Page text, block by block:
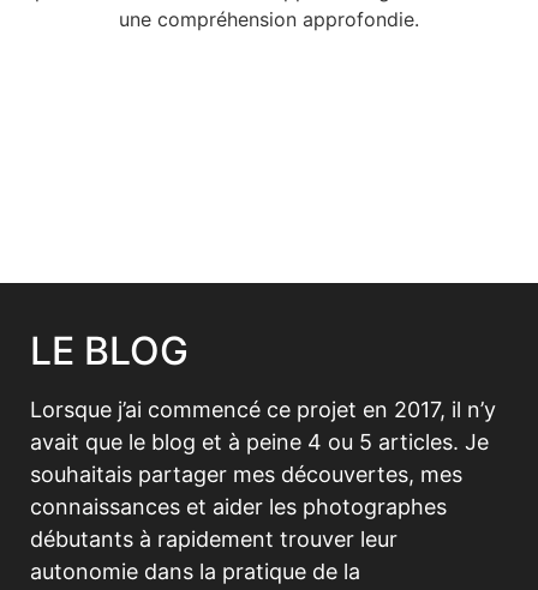
une compréhension approfondie.
LE BLOG
Lorsque j’ai commencé ce projet en 2017, il n’y
avait que le blog et à peine 4 ou 5 articles. Je
souhaitais partager mes découvertes, mes
connaissances et aider les photographes
débutants à rapidement trouver leur
autonomie dans la pratique de la